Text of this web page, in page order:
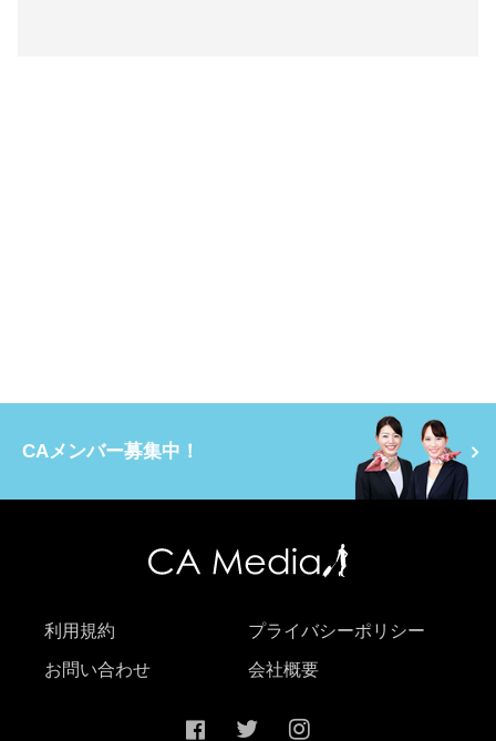
CAメンバー募集中！
利用規約 プライバシーポリシー
お問い合わせ 会社概要